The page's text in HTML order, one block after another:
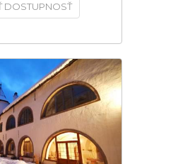
DOSTUPNOSŤ